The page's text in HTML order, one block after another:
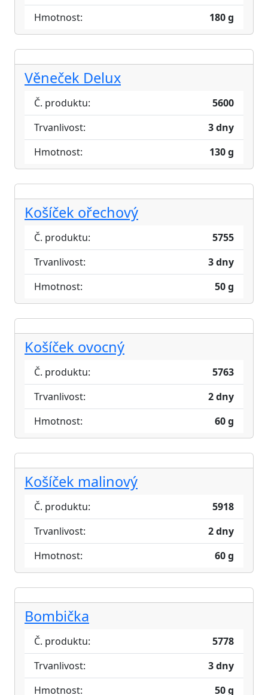
Hmotnost:
180 g
Věneček Delux
Č. produktu:
5600
Trvanlivost:
3 dny
Hmotnost:
130 g
Košíček ořechový
Č. produktu:
5755
Trvanlivost:
3 dny
Hmotnost:
50 g
Košíček ovocný
Č. produktu:
5763
Trvanlivost:
2 dny
Hmotnost:
60 g
Košíček malinový
Č. produktu:
5918
Trvanlivost:
2 dny
Hmotnost:
60 g
Bombička
Č. produktu:
5778
Trvanlivost:
3 dny
Hmotnost:
50 g